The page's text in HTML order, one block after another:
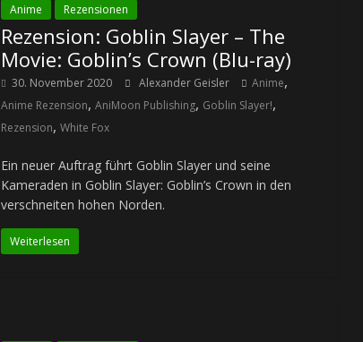
Anime Rezensionen
Rezension: Goblin Slayer – The
Movie: Goblin’s Crown (Blu-ray)
30. November 2020 Alexander Geisler Anime,
Anime Rezension,AniMoon Publishing, Goblin Slayer!,
Rezension,White Fox
Ein neuer Auftrag führt Goblin Slayer und seine
Kameraden in Goblin Slayer: Goblin’s Crown in den
verschneiten hohen Norden.
Weiterlesen